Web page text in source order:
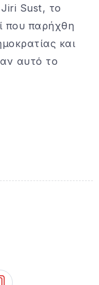
Jiri Sust, το
που παρήχθη
και
αυτό το